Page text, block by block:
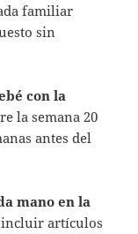
familiar
sin
con la
la semana 20
antes del
mano en la
incluir artículos